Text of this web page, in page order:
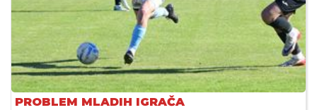
PROBLEM MLADIH IGRAČA